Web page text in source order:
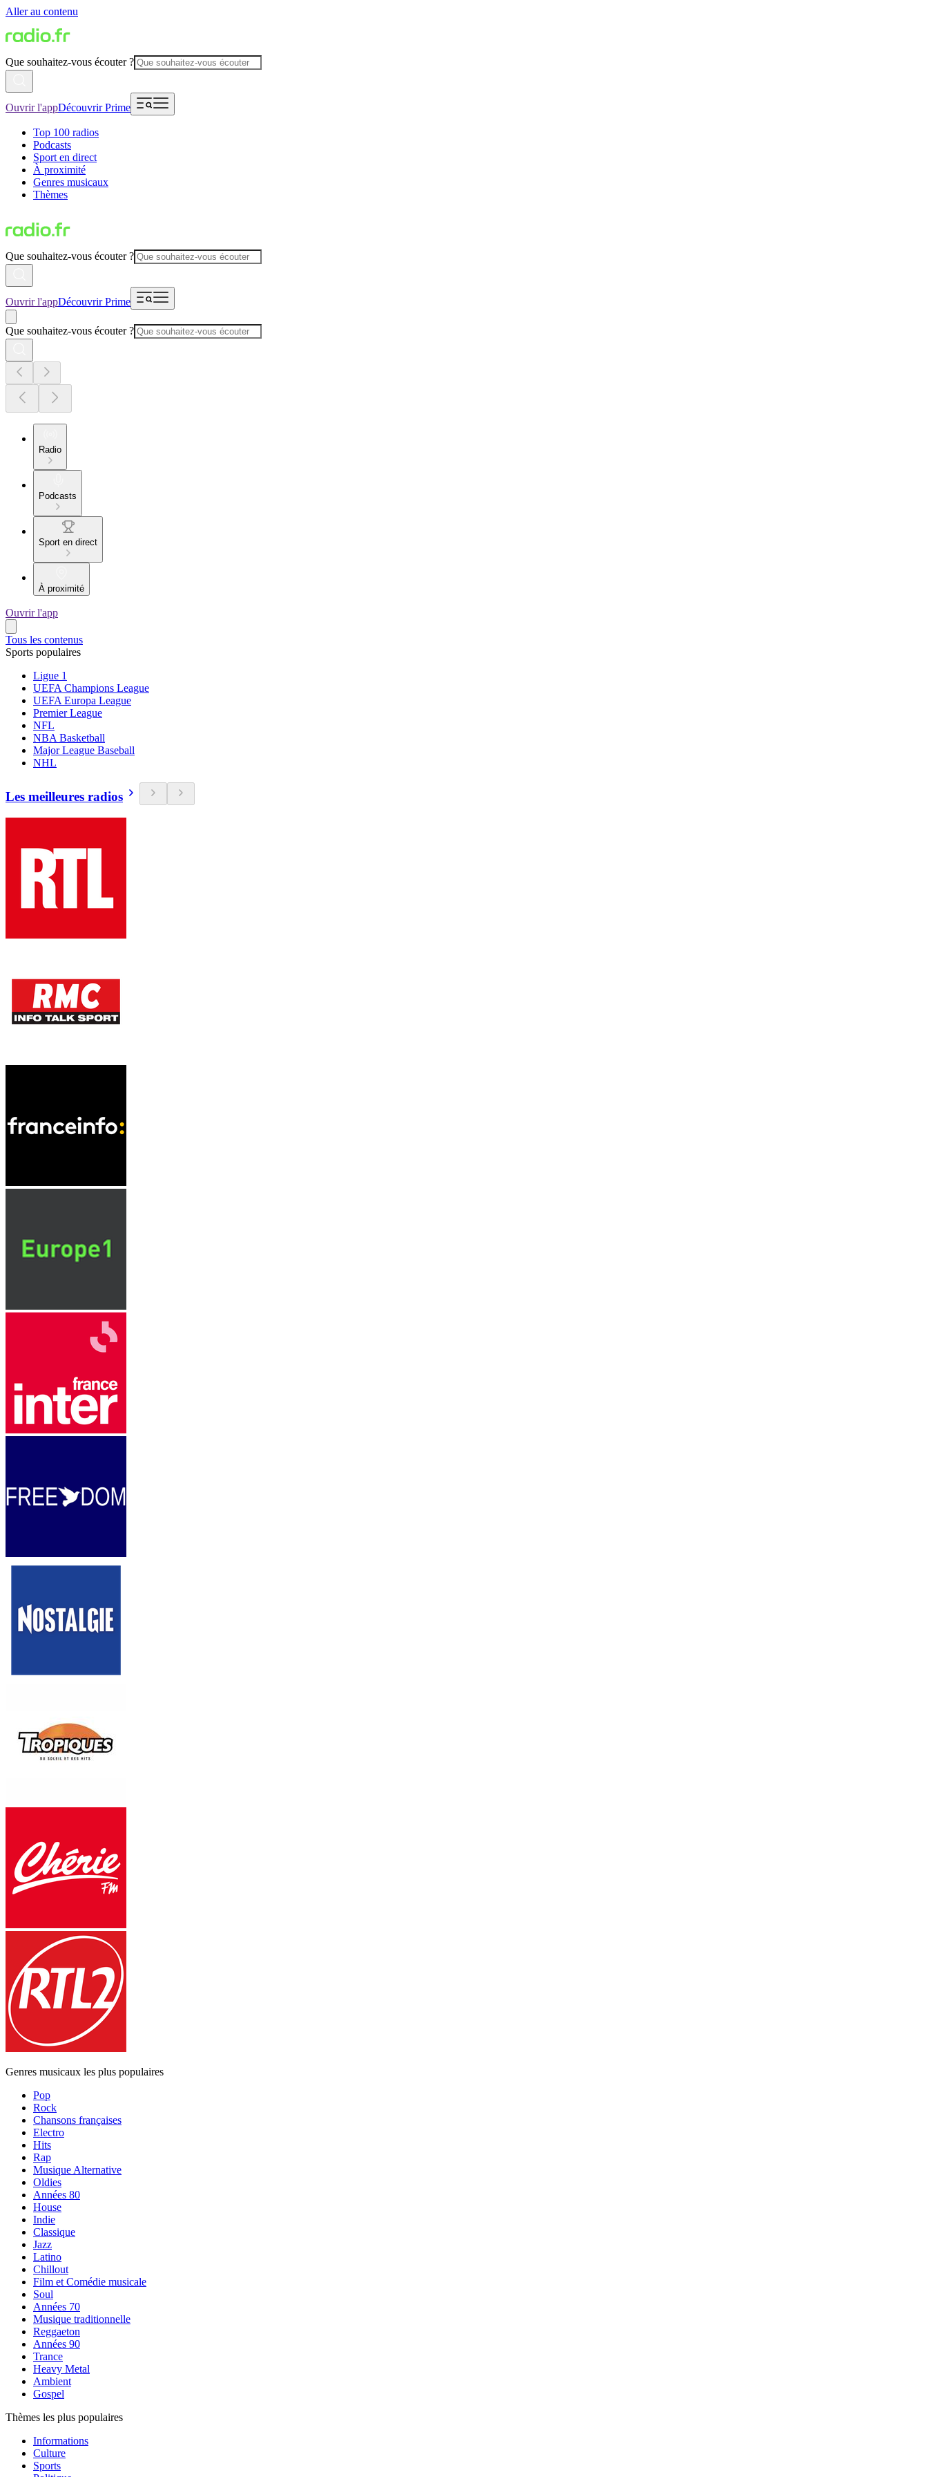
Aller au contenu
Que souhaitez-vous écouter ?
Ouvrir l'appDécouvrir Prime
Top 100 radios
Podcasts
Sport en direct
À proximité
Genres musicaux
Thèmes
Que souhaitez-vous écouter ?
Ouvrir l'appDécouvrir Prime
Que souhaitez-vous écouter ?
Radio
Podcasts
Sport en direct
À proximité
Ouvrir l'app
Tous les contenus
Sports populaires
Ligue 1
UEFA Champions League
UEFA Europa League
Premier League
NFL
NBA Basketball
Major League Baseball
NHL
Les meilleures radios
Genres musicaux les plus populaires
Pop
Rock
Chansons françaises
Electro
Hits
Rap
Musique Alternative
Oldies
Années 80
House
Indie
Classique
Jazz
Latino
Chillout
Film et Comédie musicale
Soul
Années 70
Musique traditionnelle
Reggaeton
Années 90
Trance
Heavy Metal
Ambient
Gospel
Thèmes les plus populaires
Informations
Culture
Sports